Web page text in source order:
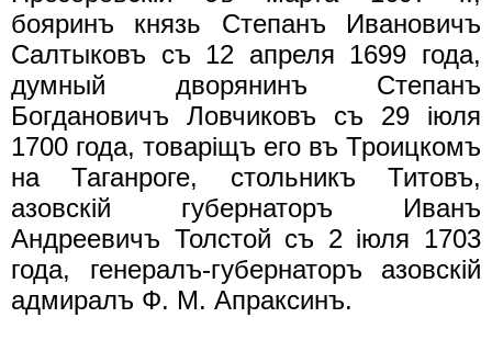
бояринъ князь Степанъ Ивановичъ
Салтыковъ съ 12 апреля 1699 года,
думный дворянинъ Степанъ
Богдановичъ Ловчиковъ съ 29 iюля
1700 года, товарiщъ его въ Троицкомъ
на Таганроге, стольникъ Титовъ,
азовскiй губернаторъ Иванъ
Андреевичъ Толстой съ 2 iюля 1703
года, генералъ-губернаторъ азовскiй
адмиралъ Ф. М. Апраксинъ.